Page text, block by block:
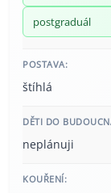
postgraduál
POSTAVA:
štíhlá
DĚTI DO
neplánuji
KOUŘENÍ: